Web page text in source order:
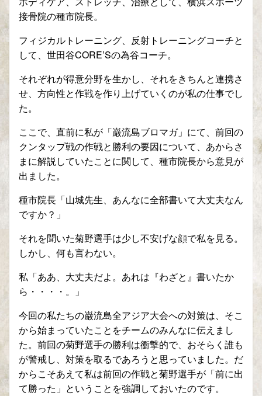
接骨院の種市院長。
フィジカルトレーニング、反射トレーニングコーチと
して、世田谷CORE’Sの為谷コーチ。
それぞれが得意分野を生かし、それをきちんと連携さ
せ、方向性と作戦を作り上げていくのが私の仕事でし
た。
ここで、直前に私が「巌流島ブロマガ」にて、前回の
クンタップ戦の作戦と勝利の要因について、あからさ
まに解説していたことに関して、種市院長から意見が
出ました。
種市院長「山城先生、あんなに全部書いて大丈夫なん
ですか？」
それを聞いた菊野選手は少し不安げな顔で私を見る。
しかし、何も言わない。
私「ああ、大丈夫だよ。あれは『わざと』書いたか
ら・・・・。」
今回の私たちの巌流島全アジア大会への対策は、そこ
から始まっていたことをチームのみんなに伝えまし
た。前回の菊野選手の勝利は衝撃的で、おそらく誰も
が警戒し、対策を取るであろうと思っていました。だ
からこそあえて私は前回の作戦と菊野選手が「前に出
て勝った」ということを強調しておいたのです。